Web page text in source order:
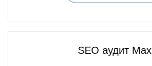
SEO аудит Max